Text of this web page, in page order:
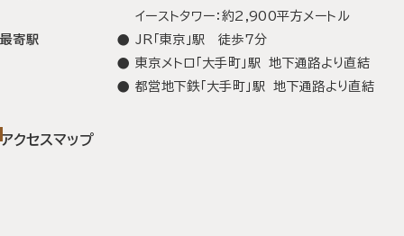
イーストタワー：約2,900平方メートル
最寄駅
JR「東京」駅 徒歩7分
東京メトロ「大手町」駅 地下通路より直結
都営地下鉄「大手町」駅 地下通路より直結
アクセスマップ